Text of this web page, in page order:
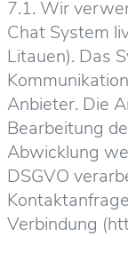
7.1. Wir
Chat System
Litauen). Das
Anbieter. Die
Bearbeitung
Abwicklung
DSGVO
Verbindung